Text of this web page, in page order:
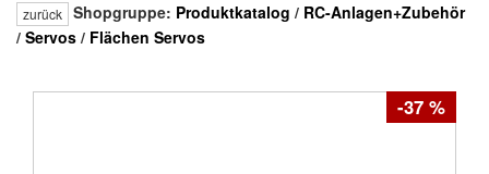
zurück Shopgruppe: Produktkatalog / RC-Anlagen+Zubehör
/ Servos / Flächen Servos
-37 %